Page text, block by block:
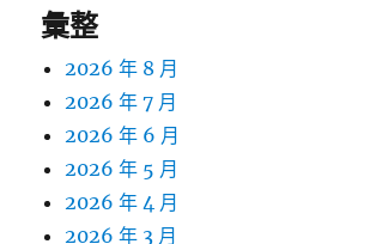
彙整
2026 年 8 月
2026 年 7 月
2026 年 6 月
2026 年 5 月
2026 年 4 月
2026 年 3 月